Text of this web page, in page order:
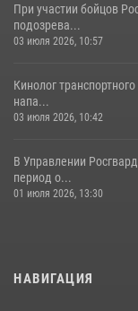
При участии бойцов
подозрева...
03 июля 2026, 10:57
Кинолог
напа...
03 июля 2026, 10:42
В Управлении
период о...
01 июля 2026, 13:30
НАВИГАЦИЯ